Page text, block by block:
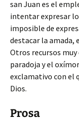
san Juan es el
intentar expresar
imposible de
destacar la amada,
Otros recursos
paradoja y el
exclamativo con el
Dios.
Prosa